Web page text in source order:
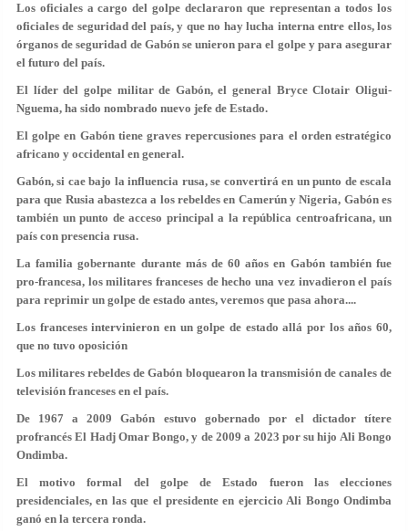
Los oficiales a cargo del golpe declararon que representan a todos los
oficiales de seguridad del país, y que no hay lucha interna entre ellos, los
órganos de seguridad de Gabón se unieron para el golpe y para asegurar
el futuro del país.
El líder del golpe militar de Gabón, el general Bryce Clotair Oligui-
Nguema, ha sido nombrado nuevo jefe de Estado.
El golpe en Gabón tiene graves repercusiones para el orden estratégico
africano y occidental en general.
Gabón, si cae bajo la influencia rusa, se convertirá en un punto de escala
para que Rusia abastezca a los rebeldes en Camerún y Nigeria, Gabón es
también un punto de acceso principal a la república centroafricana, un
país con presencia rusa.
La familia gobernante durante más de 60 años en Gabón también fue
pro-francesa, los militares franceses de hecho una vez invadieron el país
para reprimir un golpe de estado antes, veremos que pasa ahora....
Los franceses intervinieron en un golpe de estado allá por los años 60,
que no tuvo oposición
Los militares rebeldes de Gabón bloquearon la transmisión de canales de
televisión franceses en el país.
De 1967 a 2009 Gabón estuvo gobernado por el dictador títere
profrancés El Hadj Omar Bongo, y de 2009 a 2023 por su hijo Ali Bongo
Ondimba.
El motivo formal del golpe de Estado fueron las elecciones
presidenciales, en las que el presidente en ejercicio Ali Bongo Ondimba
ganó en la tercera ronda.